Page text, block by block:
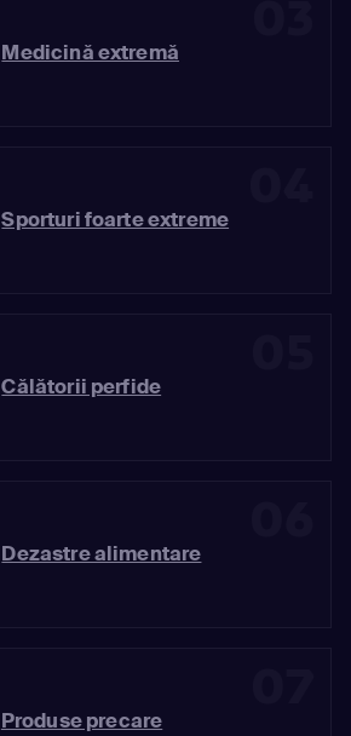
Medicină extremă
Sporturi foarte extreme
Călătorii perfide
Dezastre alimentare
Produse precare